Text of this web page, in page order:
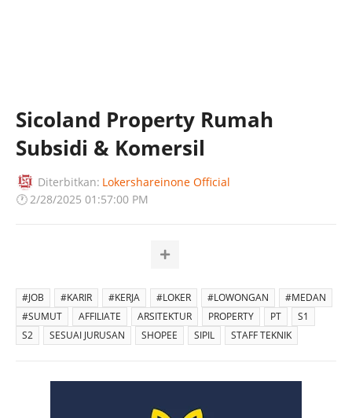
Sicoland Property Rumah
Subsidi & Komersil
Diterbitkan: Lokershareinone Official
🕐2/28/2025 01:57:00 PM
#JOB #KARIR #KERJA #LOKER #LOWONGAN
#MEDAN
#SUMUT
AFFILIATE ARSITEKTUR PROPERTY PT
S1
S2
SESUAI JURUSAN SHOPEE SIPIL STAFF TEKNIK